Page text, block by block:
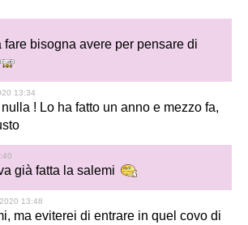
fare bisogna avere per pensare di
13:34
! Lo ha fatto un anno e mezzo fa,
già fatta la salemi
13:48
ma eviterei di entrare in quel covo di